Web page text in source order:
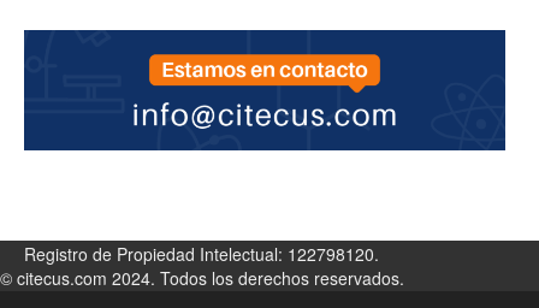
Registro de Propiedad Intelectual: 122798120.
© citecus.com 2024. Todos los derechos reservados.